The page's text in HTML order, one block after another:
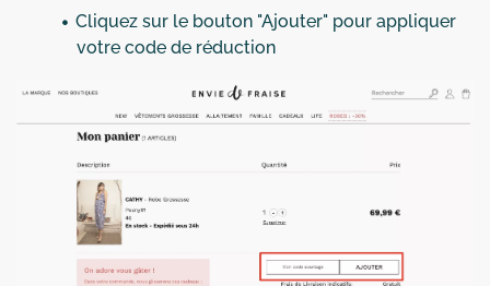
Cliquez sur le bouton "Ajouter" pour appliquer
votre code de réduction